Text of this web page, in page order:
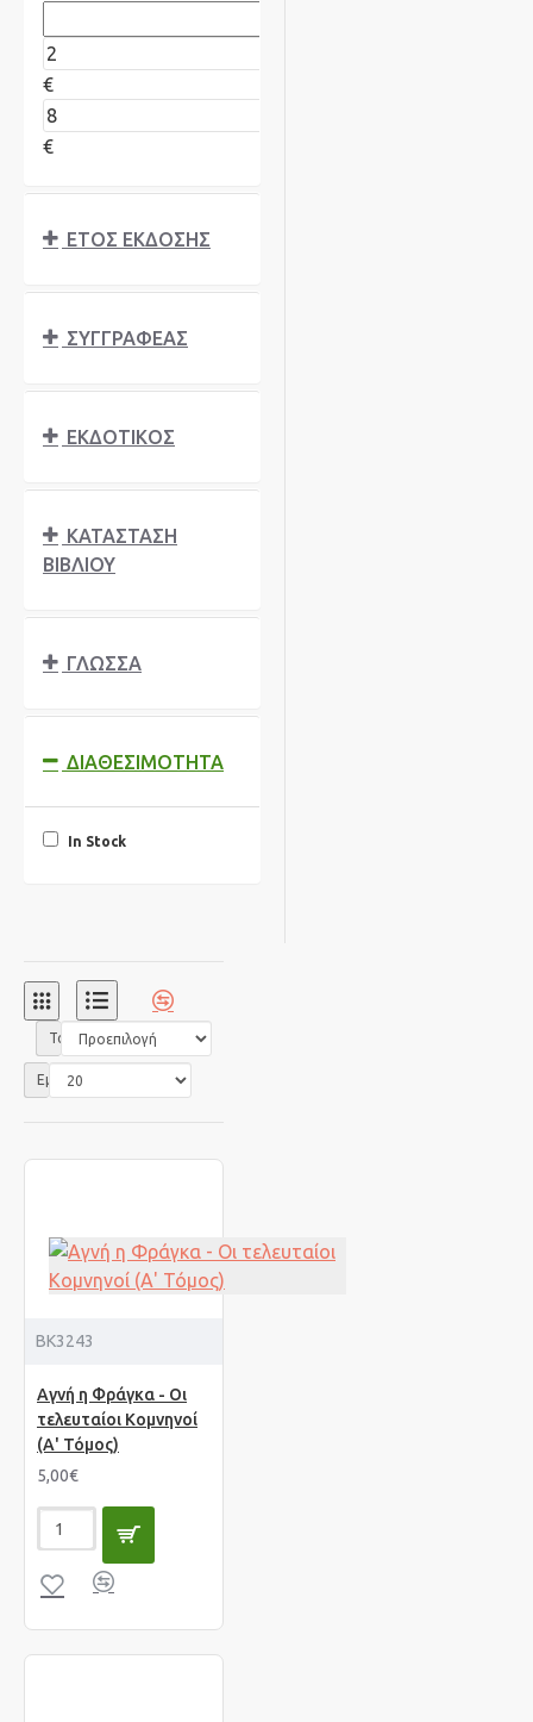
€
€
ΕΤΟΣ ΕΚΔΟΣΗΣ
ΣΥΓΓΡΑΦΈΑΣ
ΕΚΔΟΤΙΚΟΣ
ΚΑΤΑΣΤΑΣΗ
ΒΙΒΛΙΟΥ
ΓΛΩΣΣΑ
ΔΙΑΘΕΣΙΜΌΤΗΤΑ
In Stock
Ταξινόμηση:
Εμφάνιση:
BK3243
Αγνή η Φράγκα - Οι
τελευταίοι Κομνηνοί
(Α' Τόμος)
5,00€